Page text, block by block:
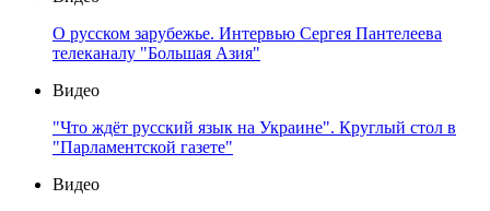
О русском зарубежье. Интервью Сергея Пантелеева
телеканалу "Большая Азия"
Видео
"Что ждёт русский язык на Украине". Круглый стол в
"Парламентской газете"
Видео